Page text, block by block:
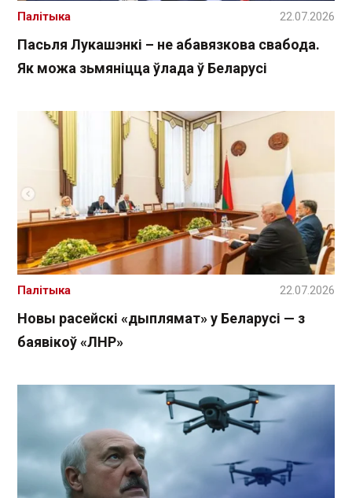
Пасьля Лукашэнкі – не абавязкова свабода.
Як можа зьмяніцца ўлада ў Беларусі
Палітыка 22.07.2026
Новы расейскі «дыплямат» у Беларусі — з
баявікоў «ЛНР»
Палітыка 22.07.2026